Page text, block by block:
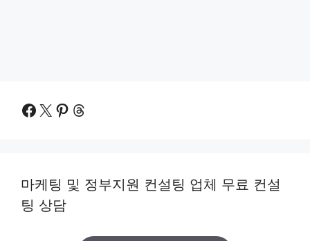
Facebook
X Pinterest
Threads
마케팅 및 정부지원 컨설팅 업체 무료 컨설
팅 상담